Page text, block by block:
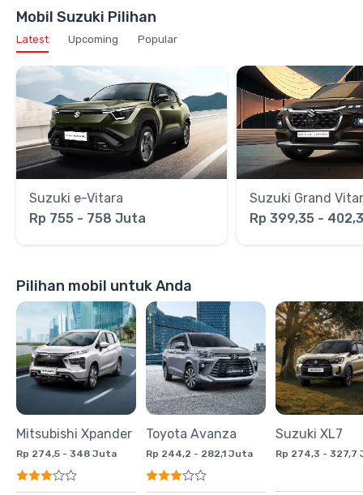
Mobil Suzuki Pilihan
Latest Upcoming Popular
Suzuki e-Vitara
Rp 755 - 758 Juta
Suzuki Grand
Rp 399,35 -
Pilihan mobil untuk Anda
Mitsubishi Xpander
Rp 274,5 - 348 Juta
Toyota Avanza
Rp 244,2 - 282,1 Juta
Suzuki XL7
Rp 274,3 - 327,7